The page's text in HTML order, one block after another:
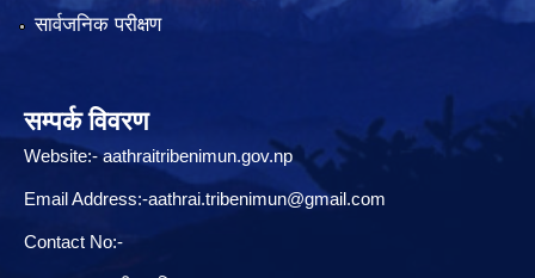
सार्वजनिक परीक्षण
सम्पर्क विवरण
Website:-aathraitribenimun.gov.np
Email Address:-aathrai.tribenimun@gmail.com
Contact No:-